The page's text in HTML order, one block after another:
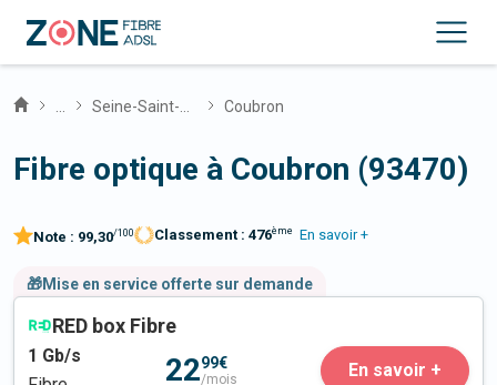
Coubron
Fibre optique à Coubron (93470)
Note : 99,30/100 Classement : 476ème En savoir +
🎁Mise en service offerte sur demande
RED box Fibre
1 Gb/s
2299€
/mois En savoir +